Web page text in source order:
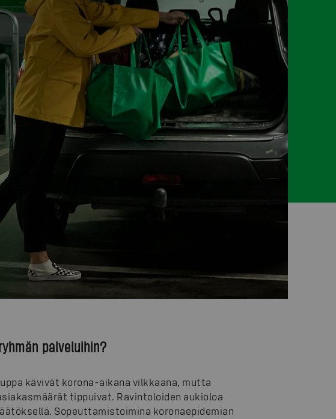
palveluihin?
kävivät korona-aikana vilkkaana, mutta
tippuivat. Ravintoloiden aukioloa
Sopeuttamistoimina koronaepidemian